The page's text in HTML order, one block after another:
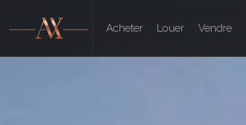
Acheter Louer Vendre